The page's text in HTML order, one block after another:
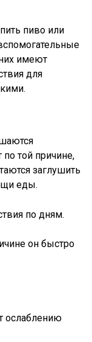
пиво или
имеют
для
той причине,
заглушить
еды.
по дням.
он быстро
ослаблению